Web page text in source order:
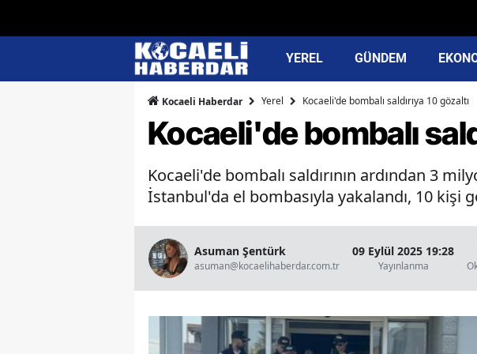
YEREL GÜNDEM
Kocaeli Haberdar Yerel Kocaeli'de bombalı saldırıya 10 gözaltı
Kocaeli'de bombalı
Kocaeli'de bombalı saldırının ardından 3
İstanbul'da el bombasıyla yakalandı, 10 kişi
Asuman Şentürk
asuman@kocaelihaberdar.com.tr
09 Eylül 2025 19:28
Yayınlanma